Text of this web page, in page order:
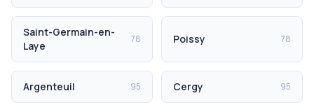
Saint-Germain-en-
Laye
78 Poissy 78
Argenteuil 95 Cergy 95